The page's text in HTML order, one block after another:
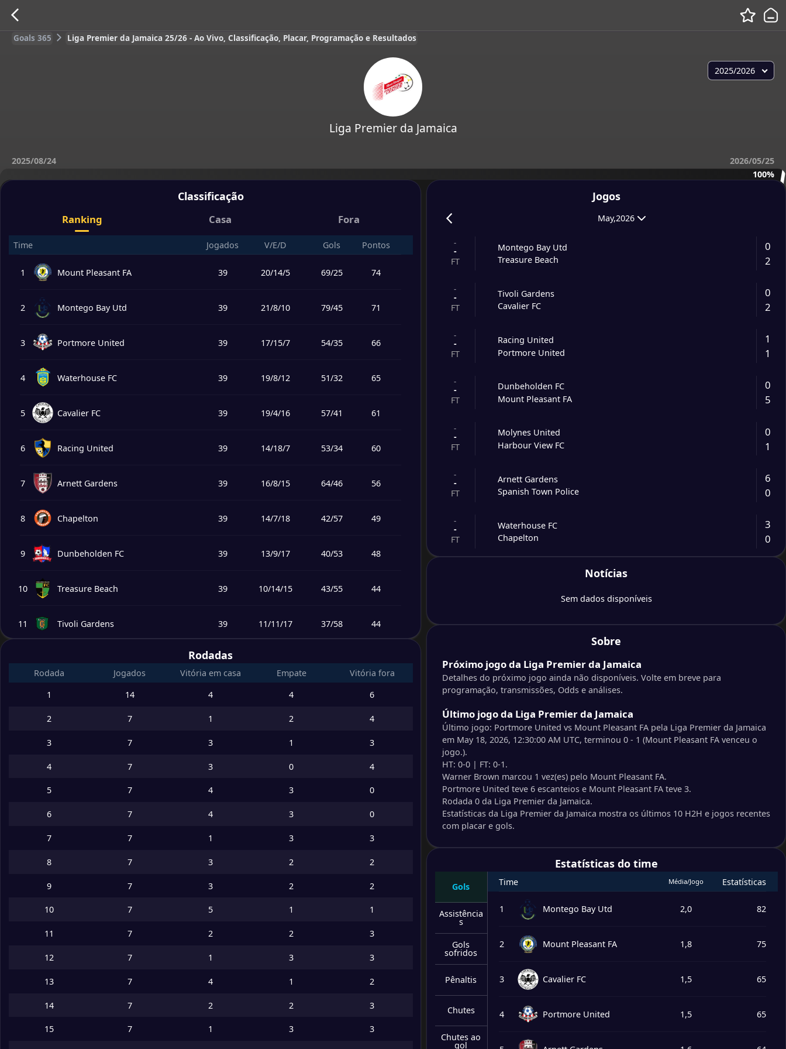
Goals 365 Liga Premier da Jamaica 25/26 - Ao Vivo, Classificação, Placar, Programação e Resultados
2025/2026
Liga Premier da Jamaica
2025/08/24
2026/05/25
100%
Classificação
Ranking Casa Fora
Time Jogados V/E/D Gols Pontos
1 Mount Pleasant FA 39 20/14/5 69/25 74
2 Montego Bay Utd 39 21/8/10 79/45 71
3 Portmore United 39 17/15/7 54/35 66
4 Waterhouse FC 39 19/8/12 51/32 65
5 Cavalier FC 39 19/4/16 57/41 61
6 Racing United 39 14/18/7 53/34 60
7 Arnett Gardens 39 16/8/15 64/46 56
8 Chapelton 39 14/7/18 42/57 49
9 Dunbeholden FC 39 13/9/17 40/53 48
10 Treasure Beach 39 10/14/15 43/55 44
11 Tivoli Gardens 39 11/11/17 37/58 44
39
18 39
Rodadas
Rodada Jogados Vitória em casa Empate
Vitória fora
1
14 4 4 6
2 7 1 2 4
3 7 3 1 3
4 7 3 0 4
5 7 4 3 0
6 7 4 3 0
7 7 1 3 3
8 7 3 2 2
9 7 3 2 2
10 7 5 1 1
11 7 2 2 3
12 7 1 3 3
13 7 4 1 2
14 7 2 2 3
15 7 1 3 3
Jogos
May,2026
-
-
FT
Montego Bay Utd
Treasure Beach
0
2
-
-
FT
Tivoli Gardens
Cavalier FC
0
2
-
-
FT
Racing United
Portmore United
1
1
-
-
FT
Dunbeholden FC
Mount Pleasant FA
0
5
-
-
FT
Molynes United
Harbour View FC
0
1
-
-
FT
Arnett Gardens
Spanish Town Police
6
0
-
-
FT
Waterhouse FC
Chapelton
3
0
-
-
-
FT
Mount Pleasant FA
Montego Bay Utd
-
FT
Cavalier FC
Harbour View FC
1
-
-
FT
Dunbeholden FC
-
-
FT
Spanish Town Police
Racing United
4
-
Chapelton
Arnett Gardens
2
-
-
FT
Portmore United
3
3
-
FT
Cavalier FC
Waterhouse FC
2
-
-
Waterhouse FC
-
Notícias
Sem dados disponíveis
Sobre
Próximo jogo da Liga Premier da Jamaica
Detalhes do próximo jogo ainda não disponíveis. Volte em breve para
programação, transmissões, Odds e análises.
Último jogo da Liga Premier da Jamaica
Último jogo: Portmore United vs Mount Pleasant FA pela Liga Premier da Jamaica
em May 18, 2026, 12:30:00 AM UTC, terminou 0 - 1 (Mount Pleasant FA venceu o
jogo.).
HT: 0-0 | FT: 0-1.
Warner Brown marcou 1 vez(es) pelo Mount Pleasant FA.
Portmore United teve 6 escanteios e Mount Pleasant FA teve 3.
Rodada 0 da Liga Premier da Jamaica.
Estatísticas da Liga Premier da Jamaica mostra os últimos 10 H2H e jogos recentes
com placar e gols.
Estatísticas do time
Gols
Assistência
s
Gols
sofridos
Pênaltis
Chutes
Chutes ao
gol
Time Média/Jogo Estatísticas
1 Montego Bay Utd 2,0 82
2 Mount Pleasant FA 1,8 75
3 Cavalier FC 1,5 65
4 Portmore United 1,5 65